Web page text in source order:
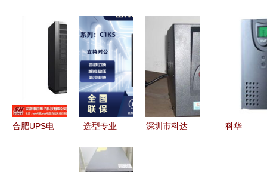
格详解及批
GXE06K00TL1101C00
助力广东用
户保障电力
安全
C3K UPS
电源现货特
惠，实现稳
定不间断供
电
进三出高频
UPS不间断
15kVA的可
靠之选
合肥UPS电
选型专业
看这两大品
深圳市科达
科华